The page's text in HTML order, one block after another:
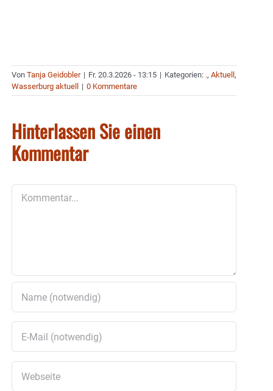
Von Tanja Geidobler | Fr. 20.3.2026 - 13:15 | Kategorien: ., Aktuell ,
Wasserburg aktuell
| 0 Kommentare
Hinterlassen Sie einen
Kommentar